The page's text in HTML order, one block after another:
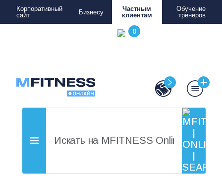
Корпоративный
сайт
Бизнесу
Частным
клиентам
Обучение
тренеров